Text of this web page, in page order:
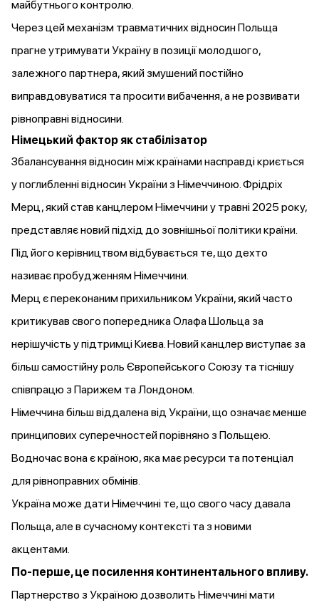
майбутнього контролю.
Через цей механізм травматичних відносин Польща
прагне утримувати Україну в позиції молодшого,
залежного партнера, який змушений постійно
виправдовуватися та просити вибачення, а не розвивати
рівноправні відносини.
Німецький фактор як стабілізатор
Збалансування відносин між країнами насправді криється
у поглибленні відносин України з Німеччиною. Фрідріх
Мерц, якийстав канцлером Німеччини у травні 2025 року,
представляє новий підхід до зовнішньої політики країни.
Під його керівництвом відбувається те, що дехто
називає пробудженням Німеччини.
Мерц є переконаним прихильником України, який часто
критикував свого попередника Олафа Шольца за
нерішучість у підтримці Києва. Новий канцлер виступає за
більш самостійну роль Європейського Союзу та тіснішу
співпрацю з Парижем та Лондоном.
Німеччина більш віддалена від України, що означає менше
принципових суперечностей порівняно з Польщею.
Водночас вона є країною, яка має ресурси та потенціал
для рівноправних обмінів.
Україна може дати Німеччині те, що свого часу давала
Польща, але в сучасному контексті та з новими
акцентами.
По-перше, це посилення континентального впливу.
Партнерство з Україною дозволить Німеччині мати